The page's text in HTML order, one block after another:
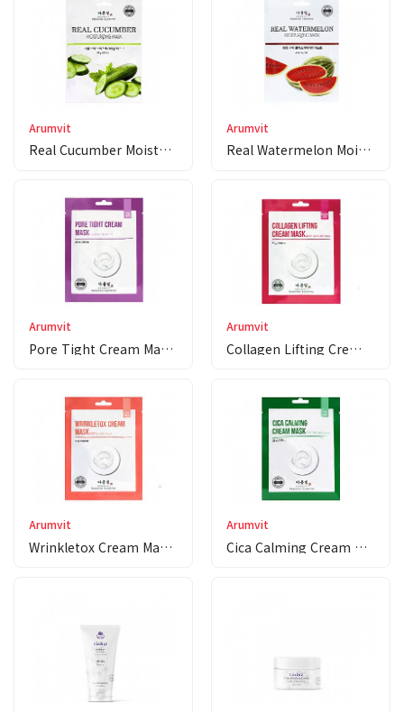
Arumvit
Real Cucumber Moistu…
Arumvit
Real Watermelon Mois…
Arumvit
Pore Tight Cream Mas…
Arumvit
Collagen Lifting Cre…
Arumvit
Wrinkletox Cream Mas…
Arumvit
Cica Calming Cream M…